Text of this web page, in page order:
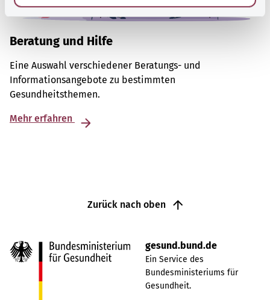
Beratung und Hilfe
Eine Auswahl verschiedener Beratungs- und
Informationsangebote zu bestimmten
Gesundheitsthemen.
Mehr erfahren
Zurück nach oben
gesund.bund.de
Ein Service des
Bundesministeriums für
Gesundheit.